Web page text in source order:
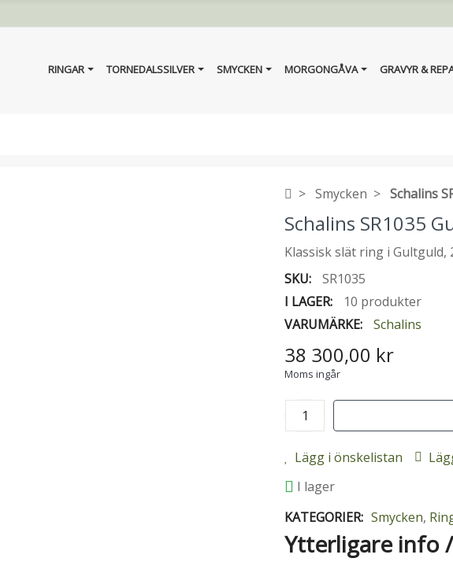
RINGAR TORNEDALSSILVER SMYCKEN MORGONGÅVA GRAVYR &
Smycken Schalins
Schalins SR1035
Klassisk slät ring i Gultguld,
SKU:
SR1035
I LAGER:
10 produkter
VARUMÄRKE:
Schalins
38 300,00 kr
Moms ingår
Lägg i önskelistan
I lager
KATEGORIER: Smycken,
Ytterligare info